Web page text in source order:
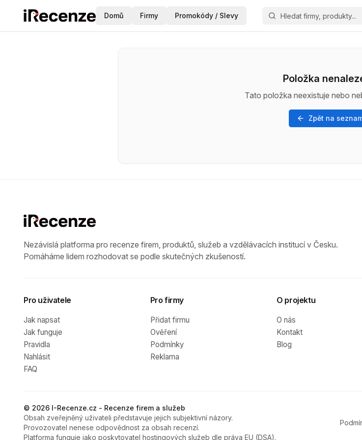
Domů Firmy Promokódy / Slevy
Položka
Tato položka neexistuje nebo
Zpět na
Nezávislá platforma pro recenze firem, produktů, služeb a vzdělávacích institucí v Česku.
Pomáháme lidem rozhodovat se podle skutečných zkušeností.
Pro uživatele
Jak napsat
Jak funguje
Pravidla
Nahlásit
FAQ
Pro firmy
Přidat firmu
Ověření
Podmínky
Reklama
O projektu
O nás
Kontakt
Blog
© 2026 I-Recenze.cz - Recenze firem a služeb
Obsah zveřejněný uživateli představuje jejich subjektivní názory.
Provozovatel nenese odpovědnost za obsah recenzí.
Platforma funguje jako poskytovatel hostingových služeb dle práva EU (DSA).